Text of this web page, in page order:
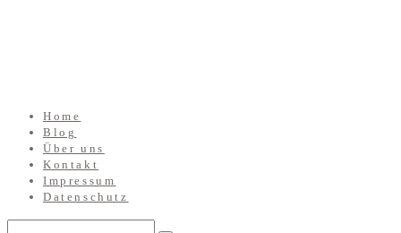
Home
Blog
Über uns
Kontakt
Impressum
Datenschutz